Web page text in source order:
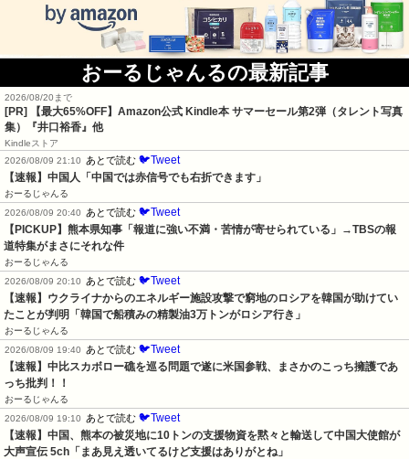
おーるじゃんるの最新記事
2026/08/20まで
[PR]
【最大65%OFF】Amazon公式 Kindle本 サマーセール第2弾（タレント写真
集）『井口裕香』他
Kindleストア
2026/08/09 21:10
あとで読む 🐦Tweet
【速報】中国人「中国では赤信号でも右折できます」
おーるじゃんる
2026/08/09 20:40
あとで読む 🐦Tweet
【PICKUP】熊本県知事「報道に強い不満・苦情が寄せられている」→TBSの報
道特集がまさにそれな件
おーるじゃんる
2026/08/09 20:10
あとで読む 🐦Tweet
【速報】ウクライナからのエネルギー施設攻撃で窮地のロシアを韓国が助けてい
たことが判明「韓国で船積みの精製油3万トンがロシア行き」
おーるじゃんる
2026/08/09 19:40
あとで読む 🐦Tweet
【速報】中比スカボロー礁を巡る問題で遂に米国参戦、まさかのこっち擁護であ
っち批判！！
おーるじゃんる
2026/08/09 19:10
あとで読む 🐦Tweet
【速報】中国、熊本の被災地に10トンの支援物資を黙々と輸送して中国大使館が
大声宣伝 5ch「まあ見え透いてるけど支援はありがとね」